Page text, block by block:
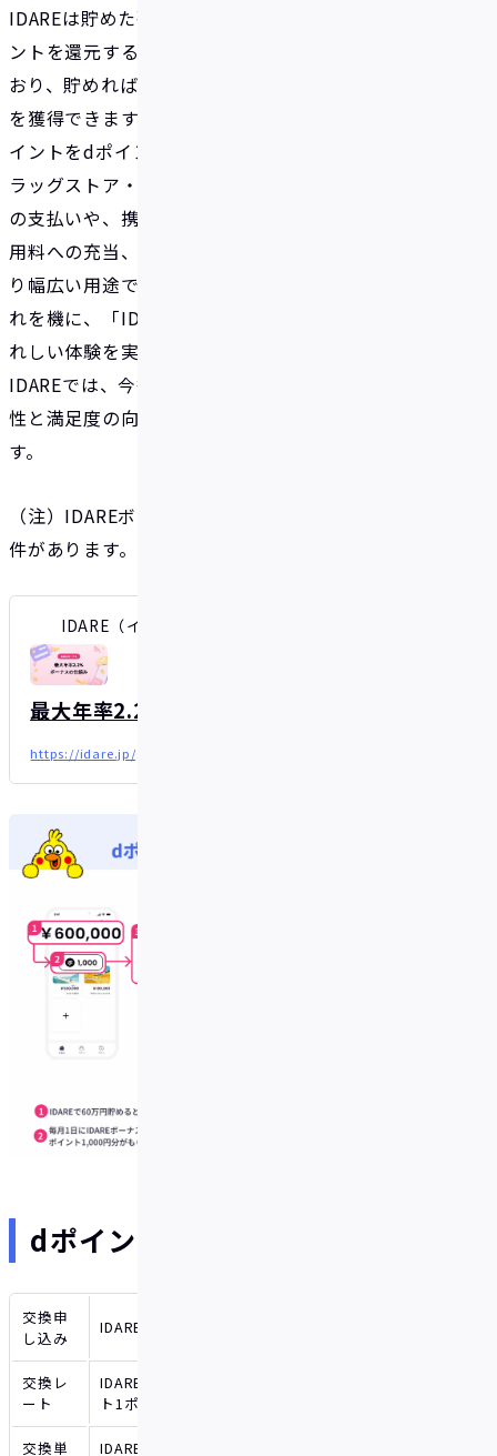
IDAREは貯めた残高に対して年率2%のボーナスポイ
ントを還元するユニークなエコシステムを構築して
おり、貯めれば貯めるほど、多くのボーナスポイント
を獲得できます（注）。IDAREで獲得したボーナスポ
イントをdポイントに交換することで、コンビニ・ド
ラッグストア・飲食店など全国のdポイント加盟店で
の支払いや、携帯料金などドコモの各種サービス利
用料への充当、ポイント投資など、よりおトクに、よ
り幅広い用途でご利用いただけるようになります。こ
れを機に、「IDARE×dポイント」によるおトクでう
れしい体験を実感ください。
IDAREでは、今後ともユーザーの皆さまにとって利便
性と満足度の向上に繋がる取り組みに努めてまいりま
す。
（注）IDAREボーナスポイントの受け取りには入金条
件があります。詳しくは以下をご確認ください。
IDARE（イデア）| 貯まるキャッシュレス
最大年率2.2%ボーナスの仕組み
https://idare.jp/guide/bonus_1
dポイント交換サービスの概要
交換申
し込み
IDAREアプリ
交換レ
ート
IDAREボーナスポイント1ポイントにつきdポイン
ト1ポイント
交換単 IDAREボーナス1ポイント毎（最低申し込み単位